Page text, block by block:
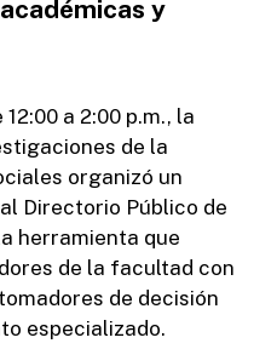
y
a 2:00 p.m., la
de la
organizó un
Directorio Público de
herramienta que
de la facultad con
de decisión
especializado.